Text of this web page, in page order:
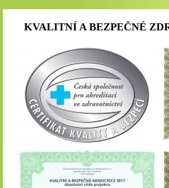
KVALITNÍ A BEZPEČNÉ